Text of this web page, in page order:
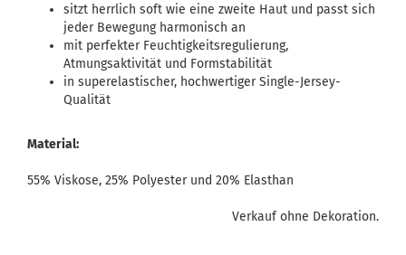
sitzt herrlich soft wie eine zweite Haut und passt sich
jeder Bewegung harmonisch an
mit perfekter Feuchtigkeitsregulierung,
Atmungsaktivität und Formstabilität
in superelastischer, hochwertiger Single-Jersey-
Qualität
Material:
55% Viskose, 25% Polyester und 20% Elasthan
Verkauf ohne Dekoration.